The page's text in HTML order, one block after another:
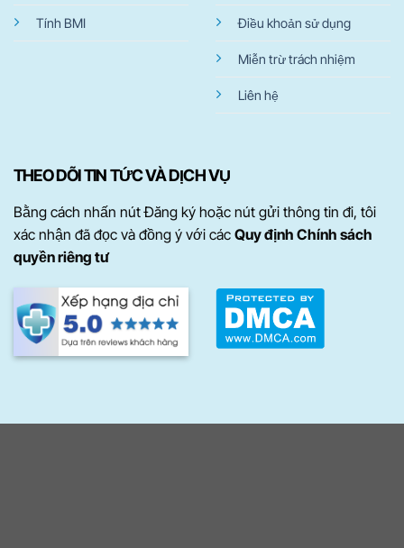
Tính BMI Điều khoản sử dụng
Miễn trừ trách nhiệm
Liên hệ
THEO DÕI TIN TỨC VÀ DỊCH VỤ
Bằng cách nhấn nút Đăng ký hoặc nút gửi thông tin đi, tôi
xác nhận đã đọc và đồng ý với các Quy định Chính sách
quyền riêng tư